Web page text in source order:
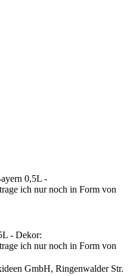
0,5L -
ich nur noch in Form von
- Dekor:
ich nur noch in Form von
GmbH, Ringenwalder Str.